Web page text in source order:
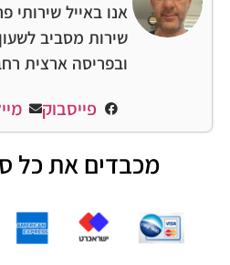
אנו באייל שירותי
שירות מסביב
ובפריסה ארצית
פייסבוק
מכבדים את כל